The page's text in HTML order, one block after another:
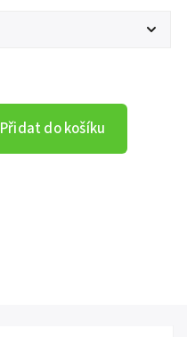
Přidat do košíku